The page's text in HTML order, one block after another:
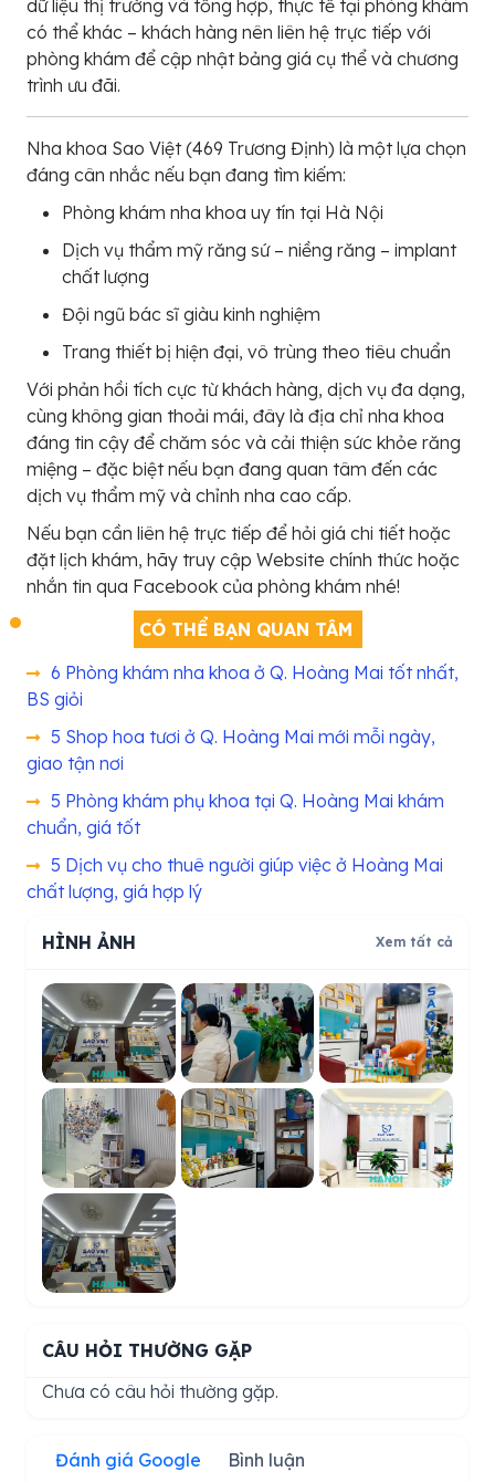
dữ liệu thị trường và tổng hợp, thực tế tại phòng khám
có thể khác – khách hàng nên liên hệ trực tiếp với
phòng khám để cập nhật bảng giá cụ thể và chương
trình ưu đãi.
Nha khoa Sao Việt (469 Trương Định) là một lựa chọn
đáng cân nhắc nếu bạn đang tìm kiếm:
Phòng khám nha khoa uy tín tại Hà Nội
Dịch vụ thẩm mỹ răng sứ – niềng răng – implant
chất lượng
Đội ngũ bác sĩ giàu kinh nghiệm
Trang thiết bị hiện đại, vô trùng theo tiêu chuẩn
Với phản hồi tích cực từ khách hàng, dịch vụ đa dạng,
cùng không gian thoải mái, đây là địa chỉ nha khoa
đáng tin cậy để chăm sóc và cải thiện sức khỏe răng
miệng – đặc biệt nếu bạn đang quan tâm đến các
dịch vụ thẩm mỹ và chỉnh nha cao cấp.
Nếu bạn cần liên hệ trực tiếp để hỏi giá chi tiết hoặc
đặt lịch khám, hãy truy cập Website chính thức hoặc
nhắn tin qua Facebook của phòng khám nhé!
CÓ THỂ BẠN QUAN TÂM
6 Phòng khám nha khoa ở Q. Hoàng Mai tốt nhất,
BS giỏi
5 Shop hoa tươi ở Q. Hoàng Mai mới mỗi ngày,
giao tận nơi
5 Phòng khám phụ khoa tại Q. Hoàng Mai khám
chuẩn, giá tốt
5 Dịch vụ cho thuê người giúp việc ở Hoàng Mai
chất lượng, giá hợp lý
HÌNH ẢNH Xem tất cả
CÂU HỎI THƯỜNG GẶP
Chưa có câu hỏi thường gặp.
Đánh giá Google Bình luận